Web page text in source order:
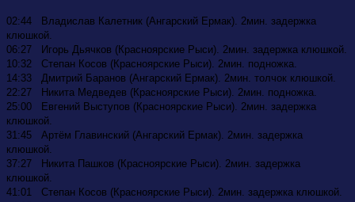
02:44 Владислав Калетник (Ангарский Ермак). 2мин. задержка
клюшкой.
06:27 Игорь Дьячков (Красноярские Рыси). 2мин. задержка клюшкой.
10:32 Степан Косов (Красноярские Рыси). 2мин. подножка.
14:33 Дмитрий Баранов (Ангарский Ермак). 2мин. толчок клюшкой.
22:27 Никита Медведев (Красноярские Рыси). 2мин. подножка.
25:00 Евгений Выступов (Красноярские Рыси). 2мин. задержка
клюшкой.
31:45 Артём Главинский (Ангарский Ермак). 2мин. задержка
клюшкой.
37:27 Никита Пашков (Красноярские Рыси). 2мин. задержка
клюшкой.
41:01 Степан Косов (Красноярские Рыси). 2мин. задержка клюшкой.